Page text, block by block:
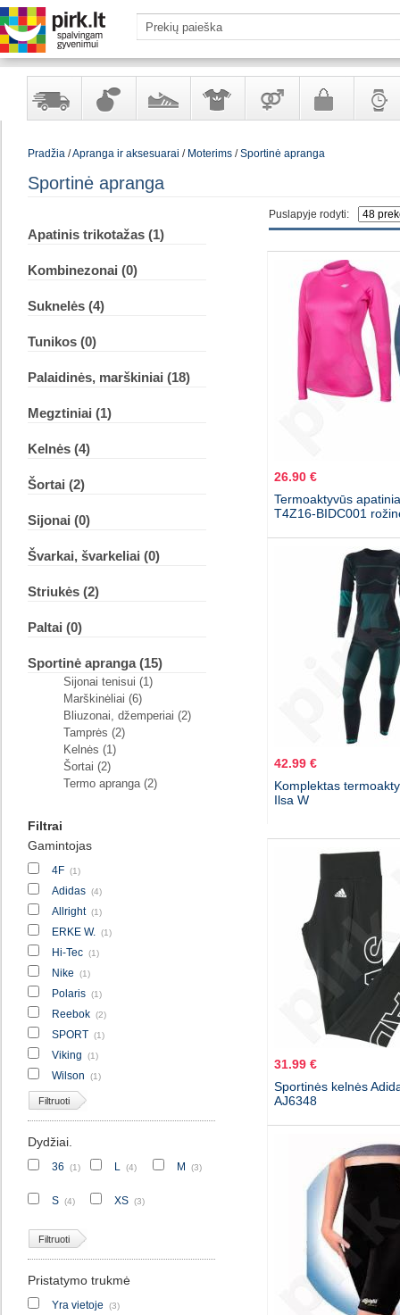
Yra
Kvepalai
kosmetika
Avalynė AprangaPrekės
Galanterija
Pradžia/Apranga ir aksesuarai / Moterims/Sportinė apranga
Sportinė apranga
Puslapyje rodyti:
Apatinis trikotažas (1)
Kombinezonai (0)
Suknelės (4)
Tunikos (0)
Palaidinės, marškiniai (18)
Megztiniai (1)
Kelnės (4)
Šortai (2)
Sijonai (0)
Švarkai, švarkeliai (0)
Striukės (2)
Paltai (0)
Sportinė apranga (15)
Sijonai tenisui (1)
Marškinėliai (6)
Bliuzonai, džemperiai (2)
Tamprės (2)
Kelnės (1)
Šortai (2)
Termo apranga (2)
Filtrai
Gamintojas
4F (1)
Adidas (4)
Allright (1)
ERKE W. (1)
Hi-Tec (1)
Nike (1)
Polaris (1)
Reebok (2)
SPORT (1)
Viking (1)
Wilson (1)
Filtruoti
Dydžiai.
36 (1) L (4) M (3)
S (4) XS (3)
Filtruoti
Pristatymo trukmė
Yra vietoje (3)
26.90 €
Termoaktyvūs
T4Z16-BIDC001
42.99 €
Komplektas
Ilsa W
31.99 €
Sportinės kelnės
AJ6348